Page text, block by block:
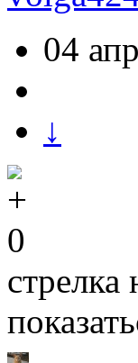
04
↓
0